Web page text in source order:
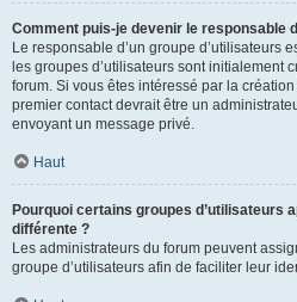
Comment puis-je devenir le responsable
Le responsable d’un groupe d’utilisateurs
les groupes d’utilisateurs sont initialement
forum. Si vous êtes intéressé par la
premier contact devrait être un
envoyant un message privé.
Haut
Pourquoi certains groupes d’utilisateurs
différente ?
Les administrateurs du forum peuvent
groupe d’utilisateurs afin de faciliter leur